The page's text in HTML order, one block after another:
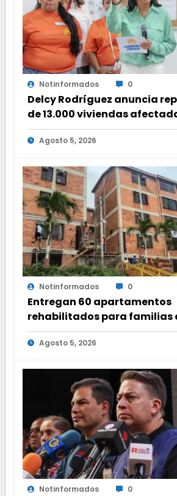
Notinformados 0
Delcy Rodríguez anuncia
de 13.000 viviendas
terremotos
Agosto 5, 2026
Notinformados 0
Entregan 60 apartamentos
rehabilitados para familias
urbanismo Ana Victoria en
Agosto 5, 2026
Notinformados 0